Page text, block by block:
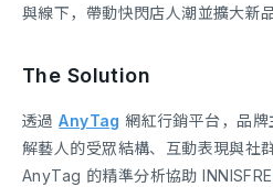
與線下，帶動快閃店人潮並擴大新
The Solution
透過AnyTag 網紅行銷平台，品
解藝人的受眾結構、互動表現與社
AnyTag 的精準分析協助